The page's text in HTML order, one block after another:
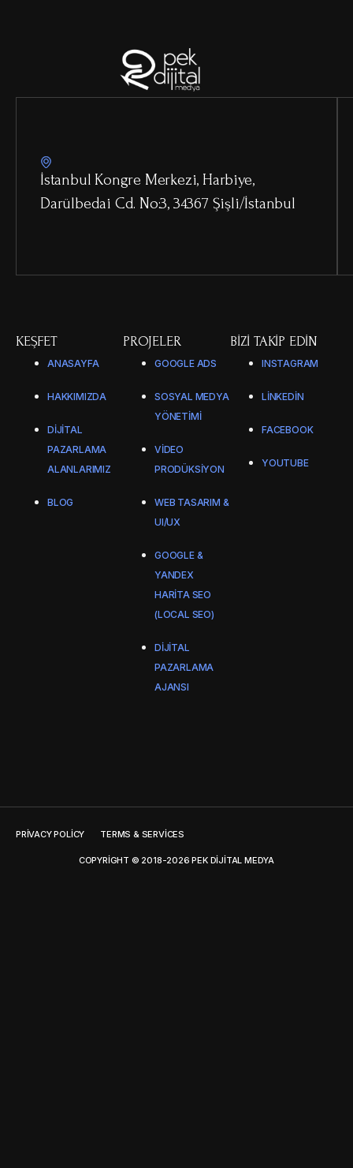
İstanbul Kongre Merkezi, Harbiye,
Darülbedai Cd. No:3, 34367 Şişli/İstanbul
KEŞFET
ANASAYFA
HAKKIMIZDA
DIJITAL
PAZARLAMA
ALANLARIMIZ
BLOG
PROJELER
GOOGLE ADS
SOSYAL MEDYA
YÖNETIMI
VIDEO
PRODÜKSIYON
WEB TASARIM &
UI/UX
GOOGLE &
YANDEX
HARITA SEO
(LOCAL SEO)
DIJITAL
PAZARLAMA
AJANSI
BIZI TAKIP EDIN
INSTAGRAM
LINKEDIN
FACEBOOK
YOUTUBE
COPYRIGHT © 2018-2026 PEK DIJITAL MEDYA
PRIVACY POLICY TERMS & SERVICES